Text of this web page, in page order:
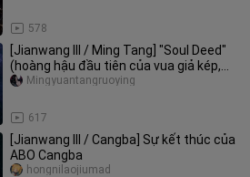
578
[Jianwang III / Ming Tang] "Soul Deed"
(hoàng hậu đầu tiên của vua giả kép,
chia súng meo meo X, các
617
Mingyuantangruoying
[Jianwang III / Cangba] Sự kết thúc của
ABO Cangba
hongnilaojiumad